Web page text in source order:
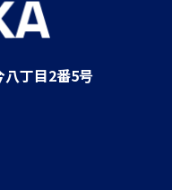
丁目2番5号